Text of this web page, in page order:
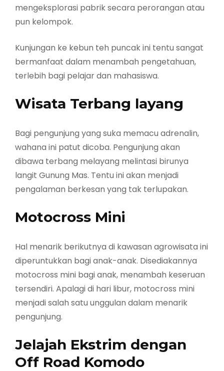
mengeksplorasi pabrik secara perorangan atau
pun kelompok.
Kunjungan ke kebun teh puncak ini tentu sangat
bermanfaat dalam menambah pengetahuan,
terlebih bagi pelajar dan mahasiswa.
Wisata Terbang layang
Bagi pengunjung yang suka memacu adrenalin,
wahana ini patut dicoba. Pengunjung akan
dibawa terbang melayang melintasi birunya
langit Gunung Mas. Tentu ini akan menjadi
pengalaman berkesan yang tak terlupakan.
Motocross Mini
Hal menarik berikutnya di kawasan agrowisata ini
diperuntukkan bagi anak-anak. Disediakannya
motocross mini bagi anak, menambah keseruan
tersendiri. Apalagi di hari libur, motocross mini
menjadi salah satu unggulan dalam menarik
pengunjung.
Jelajah Ekstrim dengan
Off Road Komodo